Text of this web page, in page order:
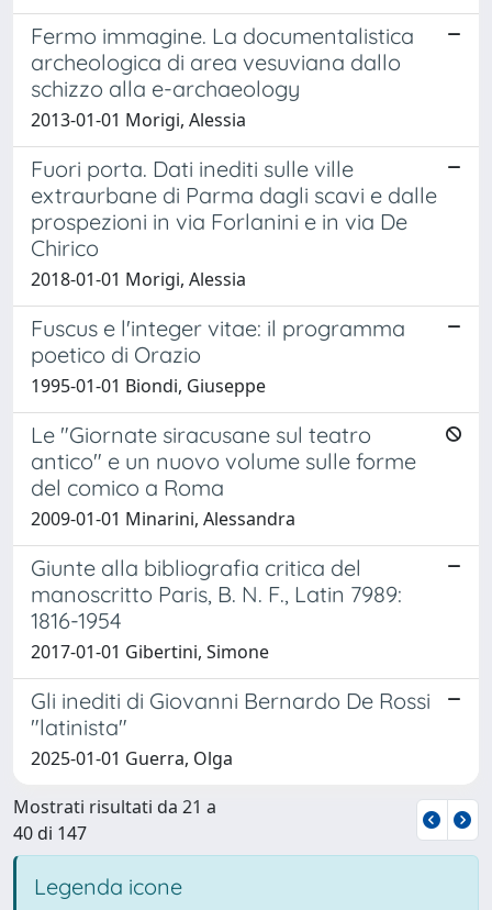
Fermo immagine. La documentalistica
archeologica di area vesuviana dallo
schizzo alla e-archaeology
2013-01-01 Morigi, Alessia
Fuori porta. Dati inediti sulle ville
extraurbane di Parma dagli scavi e dalle
prospezioni in via Forlanini e in via De
Chirico
2018-01-01 Morigi, Alessia
Fuscus e l'integer vitae: il programma
poetico di Orazio
1995-01-01 Biondi, Giuseppe
Le "Giornate siracusane sul teatro
antico" e un nuovo volume sulle forme
del comico a Roma
2009-01-01 Minarini, Alessandra
Giunte alla bibliografia critica del
manoscritto Paris, B. N. F., Latin 7989:
1816-1954
2017-01-01 Gibertini, Simone
Gli inediti di Giovanni Bernardo De Rossi
"latinista"
2025-01-01 Guerra, Olga
Mostrati risultati da 21 a
40 di 147
Legenda icone